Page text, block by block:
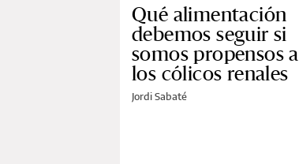
Qué alimentación
debemos seguir si
somos propensos a
los cólicos renales
Jordi Sabaté